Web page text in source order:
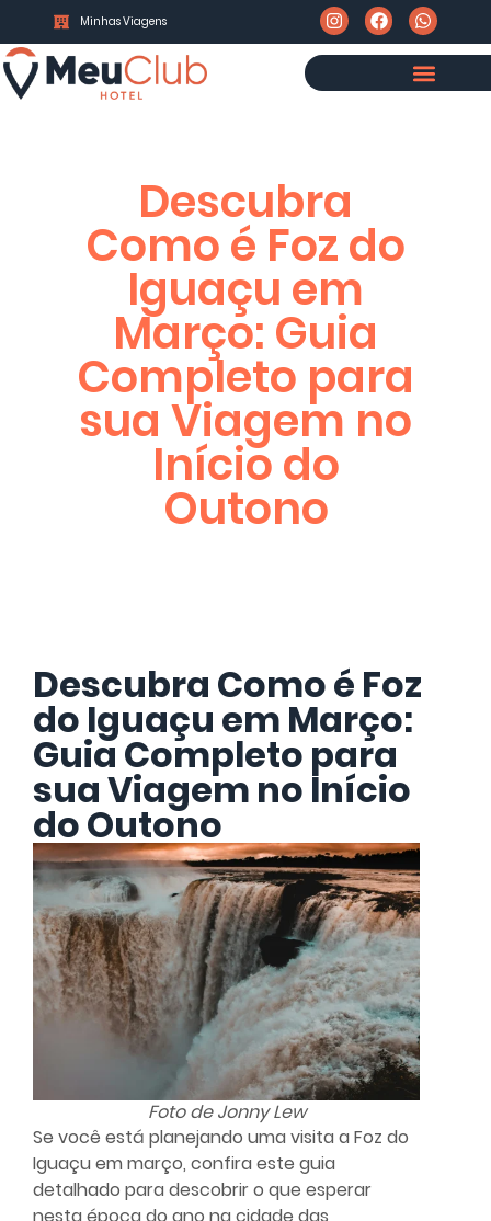
Minhas Viagens
Descubra
Como é Foz do
Iguaçu em
Março: Guia
Completo para
sua Viagem no
Início do
Outono
Descubra Como é Foz
do Iguaçu em Março:
Guia Completo para
sua Viagem no Início
do Outono
Foto de Jonny Lew
Se você está planejando uma visita a Foz do
Iguaçu em março, confira este guia
detalhado para descobrir o que esperar
nesta época do ano na cidade das